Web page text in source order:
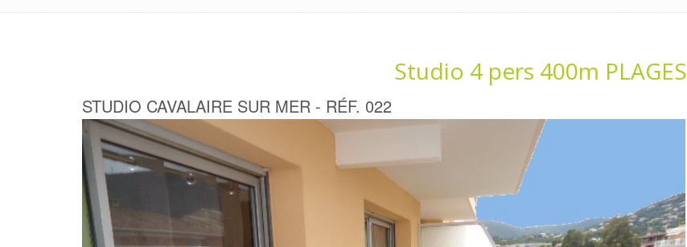
Studio 4 pers 400m PLAGES
STUDIO CAVALAIRE SUR MER - RÉF. 022